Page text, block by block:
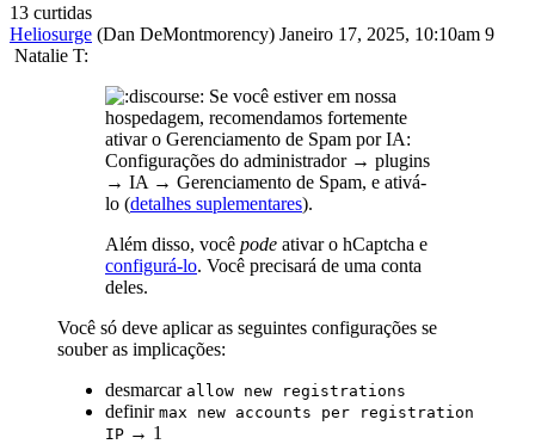
13 curtidas
Heliosurge (Dan DeMontmorency) Janeiro 17, 2025, 10:10am 9
Natalie T:
Se você estiver em nossa
hospedagem, recomendamos fortemente
ativar o Gerenciamento de Spam por IA:
Configurações do administrador → plugins
→ IA → Gerenciamento de Spam, e ativá-
lo (detalhes suplementares).
Além disso, você pode ativar o hCaptcha e
configurá-lo. Você precisará de uma conta
deles.
Você só deve aplicar as seguintes configurações se
souber as implicações:
desmarcar allow new registrations
definir max new accounts per registration
IP → 1